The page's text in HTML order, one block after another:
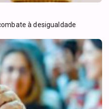
à desigualdade